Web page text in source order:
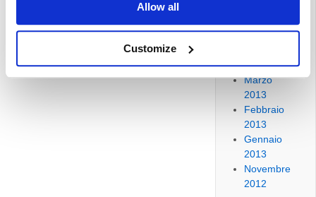
Allow all
Customize
2013
2013
Marzo
2013
Febbraio
2013
Gennaio
2013
Novembre
2012